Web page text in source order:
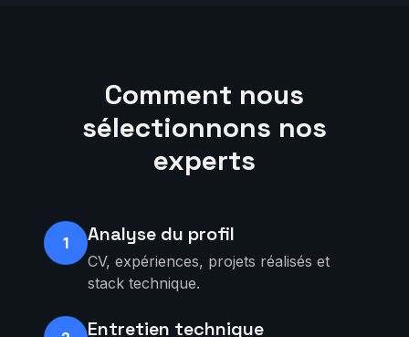
Comment nous
sélectionnons nos
experts
1 Analyse du profil
CV, expériences, projets réalisés et
stack technique.
Entretien technique